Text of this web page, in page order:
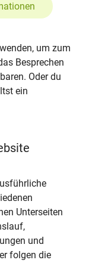
um zum
Besprechen
Oder du
ein
Unterseiten
und
folgen die